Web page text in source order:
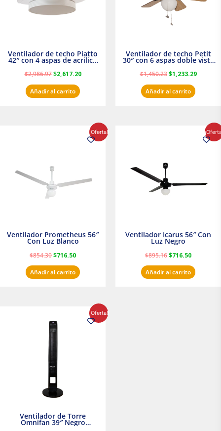
Ventilador de techo Piatto
42″ con 4 aspas de acrilico
transparente
$2,986.97 $2,617.20
Añadir al carrito
Ventilador de techo Petit
30″ con 6 aspas doble vista
Satinado Masterfan
$1,450.23 $1,233.29
Añadir al carrito
¡Oferta!
Ventilador Prometheus 56″
Con Luz Blanco
$854.30$716.50
precio
actual
Añadir al carrito
Ventilador Icarus 56″ Con
Luz Negro
$895.16$716.50
precio
actual
Añadir al carrito
¡Oferta!
Ventilador de Torre
Omnifan 39″ Negro
original
era:
precio
actual